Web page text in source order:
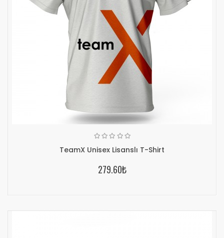
TeamX Unisex Lisanslı T-Shirt
279.60₺